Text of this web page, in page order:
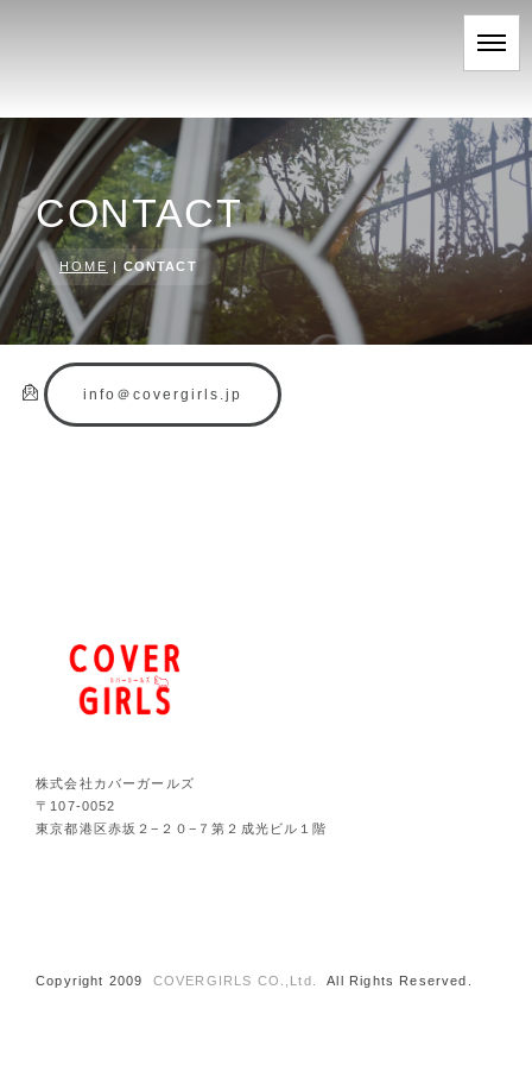
CONTACT
HOME | CONTACT
info＠covergirls.jp
株式会社カバーガールズ
〒107-0052
東京都港区赤坂２−２０−７第２成光ビル１階
Copyright 2009 COVERGIRLS CO.,Ltd. All Rights Reserved.